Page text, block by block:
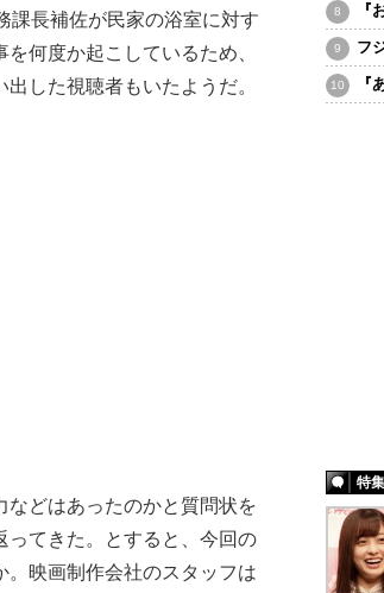
課長補佐が民家の浴室に対す
何度か起こしているため、
した視聴者もいたようだ。
どはあったのかと質問状を
ってきた。とすると、今回の
映画制作会社のスタッフは
『
フ
『
特集